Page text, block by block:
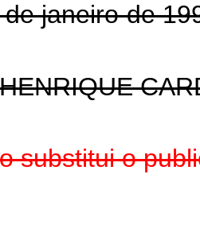
janeiro de
substitui o